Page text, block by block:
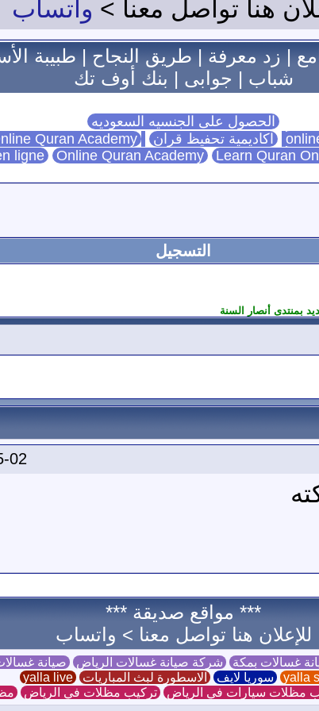
هنا تواصل معنا > واتساب
|زد معرفة|طريق النجاح|طبيبة
شباب | جوابى | بنك أوف تك
الحصول على الجنسيه السعوديه
اكاديمية تحفيظ قران Quran Academy
ligne Online Quran Academy Learn Quran
التسجيل
بمنتدى أنصار السنة
02
*** مواقع صديقة ***
للإعلان هنا تواصل معنا > واتساب
غسالات بمكة شركة صيانة غسالات الرياض صيانة
سوريا لايف الاسطورة لبث المباريات yalla live
مظلات سيارات في الرياض تركيب مظلات في الرياض